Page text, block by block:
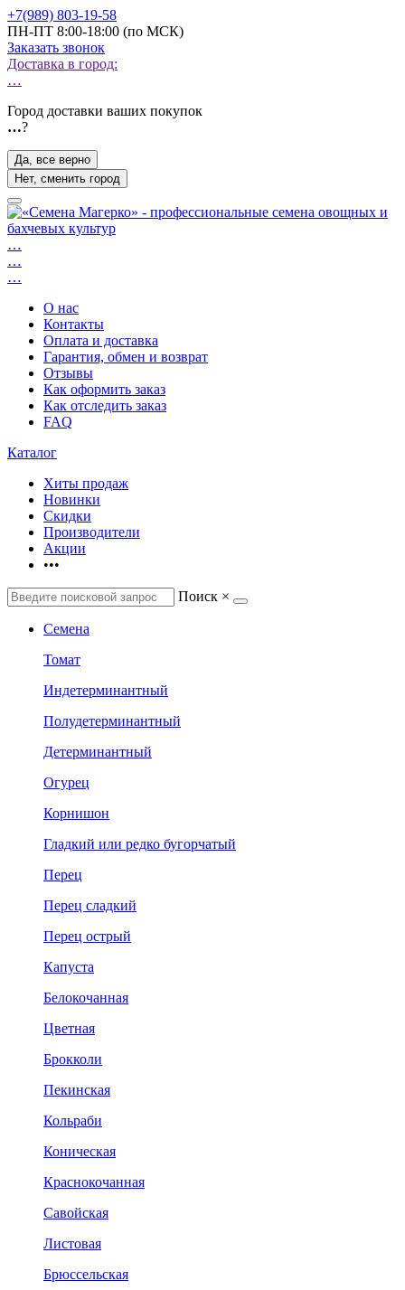
+7(989) 803-19-58
ПН-ПТ 8:00-18:00 (по МСК)
Заказать звонок
Доставка в город:
…
Город доставки ваших покупок
…?
Да, все верно
Нет, сменить город
…
…
…
О нас
Контакты
Оплата и доставка
Гарантия, обмен и возврат
Отзывы
Как оформить заказ
Как отследить заказ
FAQ
Каталог
Хиты продаж
Новинки
Скидки
Производители
Акции
•••
Поиск ×
Семена
Томат
Индетерминантный
Полудетерминантный
Детерминантный
Огурец
Корнишон
Гладкий или редко бугорчатый
Перец
Перец сладкий
Перец острый
Капуста
Белокочанная
Цветная
Брокколи
Пекинская
Кольраби
Коническая
Краснокочанная
Савойская
Листовая
Брюссельская